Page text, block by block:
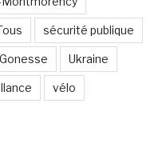
sécurité publique
Ukraine
vélo